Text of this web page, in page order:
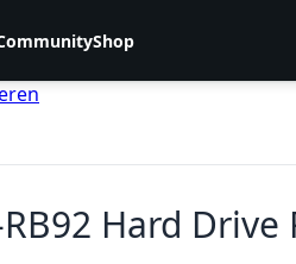
Shop
Hard